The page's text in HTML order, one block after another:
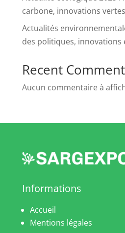
carbone, innovations vertes
Actualités
des politiques, innovations
Recent
Aucun commentaire à
Informations
Accueil
Mentions légales